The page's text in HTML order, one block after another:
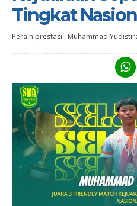
Tingkat
Peraih prestasi : Muhammad